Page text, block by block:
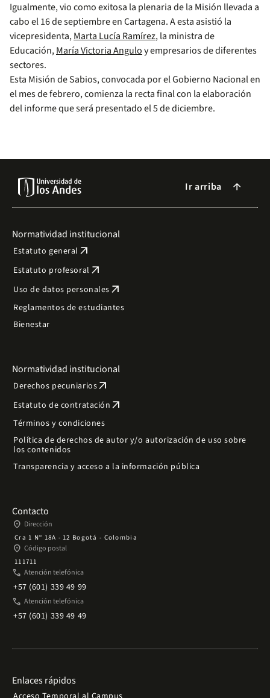
Igualmente, vio como exitosa la plenaria de la Misión llevada a
cabo el 16 de septiembre en Cartagena. A esta asistió la
vicepresidenta,Marta Lucía Ramírez, la ministra de
Educación,María Victoria Anguloy empresarios de diferentes
sectores.
Esta Misión de Sabios, convocada por el Gobierno Nacional en
el mes de febrero, comienza la recta final con la elaboración
del informe que será presentado el 5 de diciembre.
Ir arriba arrow_forward
Normatividad institucional
Estatuto general arrow_outward
Estatuto profesoral arrow_outward
Uso de datos personales arrow_outward
Reglamentos de estudiantes
Bienestar
Normatividad institucional
Derechos pecuniariosarrow_outward
Estatuto de contratación arrow_outward
Términos y condiciones
Política de derechos de autor y/o autorización de uso sobre
los contenidos
Transparencia y acceso a la información pública
Contacto
place Dirección
Cra 1 Nº 18A - 12 Bogotá - Colombia
place Código postal
111711
phone Atención telefónica
+57 (601) 339 49 99
phone Atención telefónica
+57 (601) 339 49 49
Enlaces rápidos